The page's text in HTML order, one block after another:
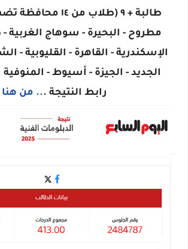
طالبة + ٩ (طلاب من
مطروح - البحيرة - سوهاج الغربية
الإسكندرية - القاهرة - القليوبية -
الجديد - الجيزة - أسيوط -
رابط النتيجة ... من هنا